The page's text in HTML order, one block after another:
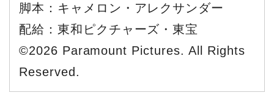
脚本：キャメロン・アレクサンダー
配給：東和ピクチャーズ・東宝
©2026 Paramount Pictures. All Rights
Reserved.